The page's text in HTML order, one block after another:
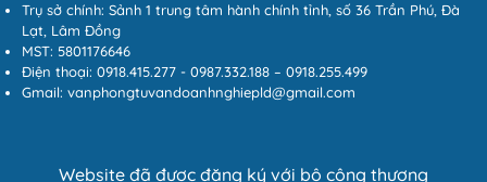
Trụ sở chính: Sảnh 1 trung tâm hành chính tỉnh, số 36 Trần Phú, Đà
Lạt, Lâm Đồng
MST: 5801176646
Điện thoại: 0918.415.277 - 0987.332.188 – 0918.255.499
Gmail: vanphongtuvandoanhnghiepld@gmail.com
Website đã được đăng ký với bộ công thương